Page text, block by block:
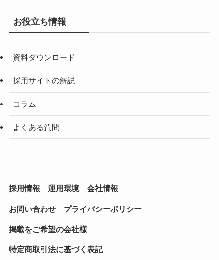
お役立ち情報
資料ダウンロード
採用サイトの解説
コラム
よくある質問
採用情報 運用環境 会社情報
お問い合わせ プライバシーポリシー
掲載をご希望の会社様
特定商取引法に基づく表記